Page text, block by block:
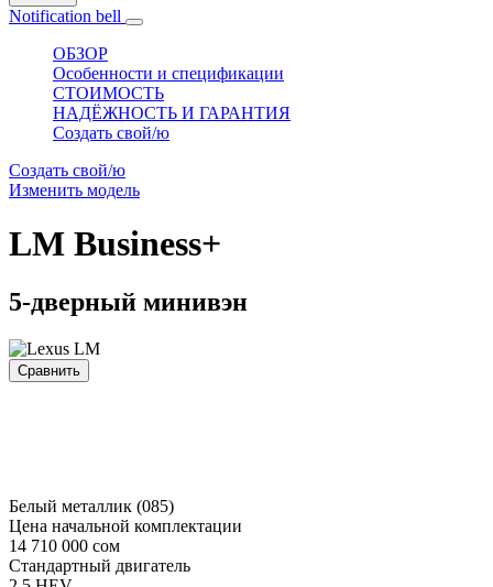
Notification bell
ОБЗОР
Особенности и спецификации
СТОИМОСТЬ
НАДЁЖНОСТЬ И ГАРАНТИЯ
Создать свой/ю
Создать свой/ю
Изменить модель
LM Business+
5-дверный минивэн
Сравнить
Белый металлик (085)
Цена начальной комплектации
14 710 000 сом
Стандартный двигатель